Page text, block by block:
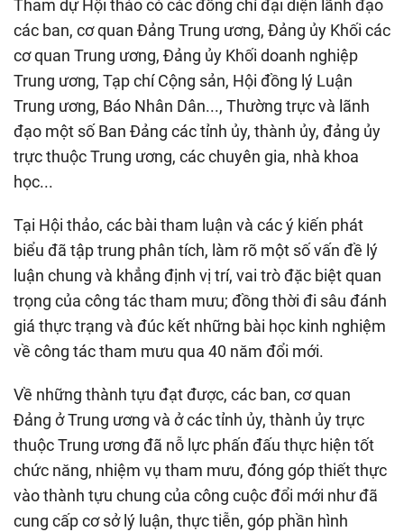
Tham dự Hội thảo có các đồng chí đại diện lãnh đạo
các ban, cơ quan Đảng Trung ương, Đảng ủy Khối các
cơ quan Trung ương, Đảng ủy Khối doanh nghiệp
Trung ương, Tạp chí Cộng sản, Hội đồng lý Luận
Trung ương, Báo Nhân Dân..., Thường trực và lãnh
đạo một số Ban Đảng các tỉnh ủy, thành ủy, đảng ủy
trực thuộc Trung ương, các chuyên gia, nhà khoa
học...
Tại Hội thảo, các bài tham luận và các ý kiến phát
biểu đã tập trung phân tích, làm rõ một số vấn đề lý
luận chung và khẳng định vị trí, vai trò đặc biệt quan
trọng của công tác tham mưu; đồng thời đi sâu đánh
giá thực trạng và đúc kết những bài học kinh nghiệm
về công tác tham mưu qua 40 năm đổi mới.
Về những thành tựu đạt được, các ban, cơ quan
Đảng ở Trung ương và ở các tỉnh ủy, thành ủy trực
thuộc Trung ương đã nỗ lực phấn đấu thực hiện tốt
chức năng, nhiệm vụ tham mưu, đóng góp thiết thực
vào thành tựu chung của công cuộc đổi mới như đã
cung cấp cơ sở lý luận, thực tiễn, góp phần hình